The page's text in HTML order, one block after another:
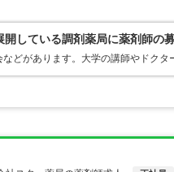
開している調剤薬局に薬剤師の
などがあります。大学の講師やドク